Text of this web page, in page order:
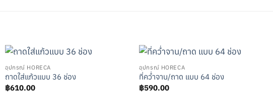
อุปกรณ์ HORECA
ถาดใส่แก้วแบบ 36 ช่อง
฿610.00
อุปกรณ์ HORECA
ที่คว่ำจาน/ถาด แบบ 64 ช่อง
฿590.00